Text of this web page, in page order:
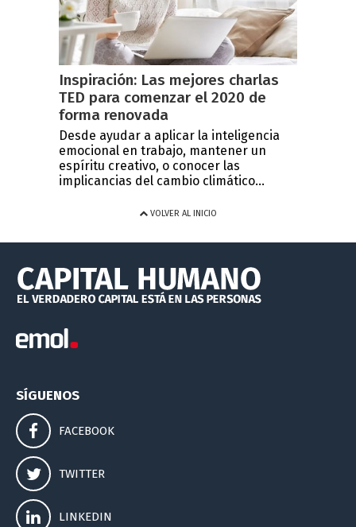
Inspiración: Las mejores charlas
TED para comenzar el 2020 de
forma renovada
Desde ayudar a aplicar la inteligencia
emocional en trabajo, mantener un
espíritu creativo, o conocer las
implicancias del cambio climático...
VOLVER AL INICIO
SÍGUENOS
FACEBOOK
TWITTER
LINKEDIN